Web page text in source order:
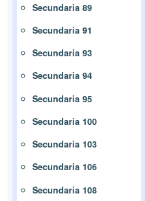
Secundaria 89
Secundaria 91
Secundaria 93
Secundaria 94
Secundaria 95
Secundaria 100
Secundaria 103
Secundaria 106
Secundaria 108